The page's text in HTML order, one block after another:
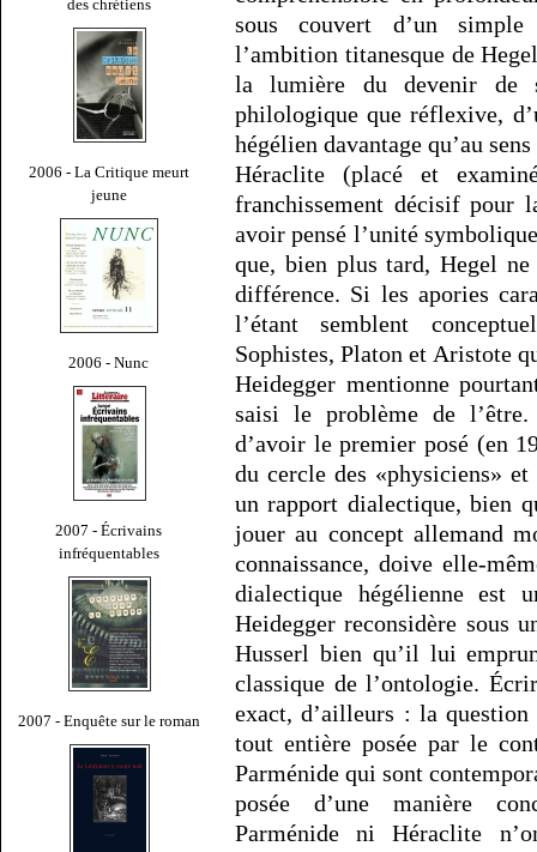
des chrétiens
2006 - La Critique meurt
jeune
2006 - Nunc
2007 - Écrivains
infréquentables
2007 - Enquête sur le roman
sous couvert d’un simple
l’ambition titanesque de
la lumière du devenir de
philologique que réflexive,
hégélien davantage qu’au
Héraclite (placé et
franchissement décisif pour
avoir pensé l’unité
que, bien plus tard, Hegel
différence. Si les apories
l’étant semblent
Sophistes, Platon et Aristote
Heidegger mentionne
saisi le problème de
d’avoir le premier posé (en
du cercle des «physiciens»
un rapport dialectique, bien
jouer au concept allemand
connaissance, doive elle-
dialectique hégélienne est
Heidegger reconsidère sous
Husserl bien qu’il lui
classique de l’ontologie.
exact, d’ailleurs : la
tout entière posée par le
Parménide qui sont
posée d’une manière
Parménide ni Héraclite